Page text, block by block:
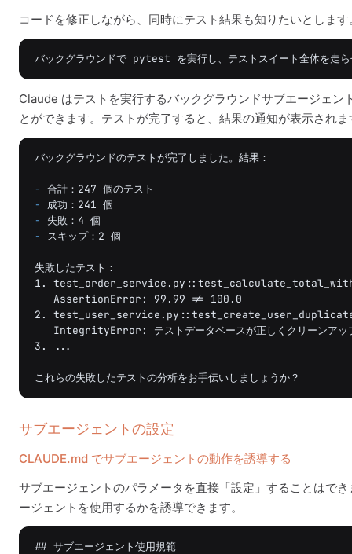
コードを修正しながら、同時にテスト結果も知りたいとします
Claude はテストを実行するバックグラウンドサブエージェ
とができます。テストが完了すると、結果の通知が表示されま
バックグラウンドのテストが完了しました。結果：
-
-
-
-
スキップ：2 個
失敗したテスト：
1.
   AssertionError: 99.99 != 100.0
2.
IntegrityError: テストデータベースが正しくクリーンアッ
3. ...
サブエージェントの設定
CLAUDE.md でサブエージェントの動作を誘導する
サブエージェントのパラメータを直接「設定」することはで
ージェントを使用するかを誘導できます。
## サブエージェント使用規範